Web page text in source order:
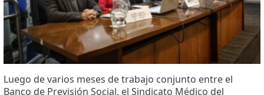
Luego de varios meses de trabajo conjunto entre el
Banco de Previsión Social, el Sindicato Médico del